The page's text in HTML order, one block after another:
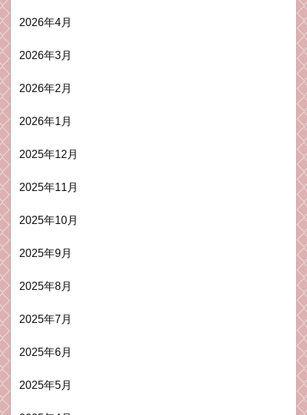
2026年4月
2026年3月
2026年2月
2026年1月
2025年12月
2025年11月
2025年10月
2025年9月
2025年8月
2025年7月
2025年6月
2025年5月